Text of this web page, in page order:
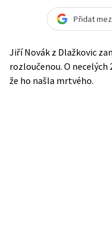
Přidat
Jiří Novák z Dlažkovic
rozloučenou. O
že ho našla mrtvého.